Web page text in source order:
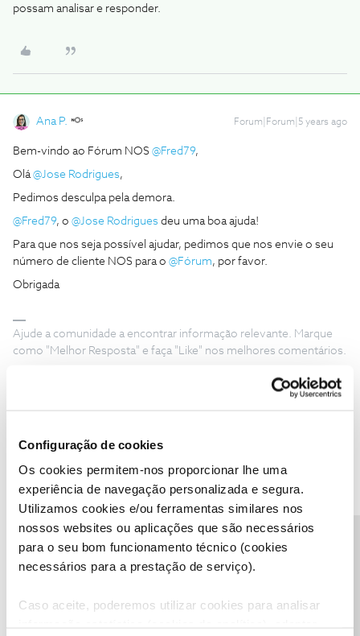
Configuração de cookies
Os cookies permitem-nos proporcionar lhe uma
experiência de navegação personalizada e segura.
Utilizamos cookies e/ou ferramentas similares nos
nossos websites ou aplicações que são necessários
para o seu bom funcionamento técnico (cookies
necessários para a prestação de serviço).
Caso aceite, poderemos utilizar cookies para analisar
possam analisar e responder.
Ana P. Forum|Forum|5 years ago
Bem-vindo ao Fórum NOS @Fred79,
Olá@Jose Rodrigues,
Pedimos desculpa pela demora.
@Fred79, o @Jose Rodrigues deu uma boa ajuda!
Para que nos seja possível ajudar, pedimos que nos envie o seu
número de cliente NOS para o @Fórum, por favor.
Obrigada
Ajude a comunidade a encontrar informação relevante. Marque
como "Melhor Resposta" e faça "Like" nos melhores comentários.
F Fred79 AUTOR
Bem-vindo ao Fórum NOS @Fred79
Olá@Jose Rodrigues
Pedimos desculpa pela demora.
@Fred79 , o@Jose Rodriguesdeu uma boa ajuda!
Para que nos seja possível ajudar, pedimos que nos envie o seu